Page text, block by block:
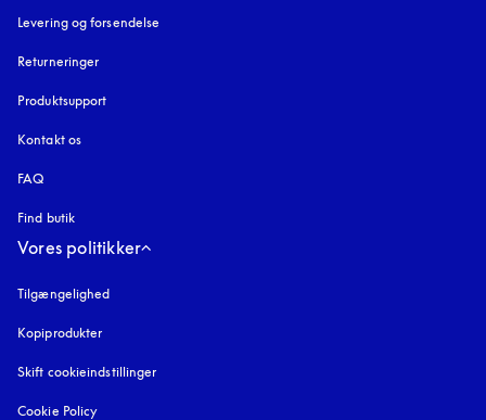
Levering og forsendelse
Returneringer
Produktsupport
Kontakt os
FAQ
Find butik
Vores politikker
Tilgængelighed
Kopiprodukter
Skift cookieindstillinger
Cookie Policy